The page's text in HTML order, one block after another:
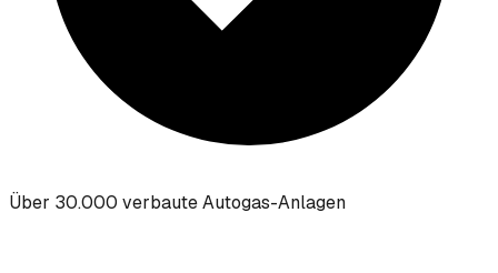
Über 30.000 verbaute Autogas-Anlagen